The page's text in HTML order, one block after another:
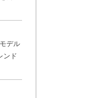
デル
ンド